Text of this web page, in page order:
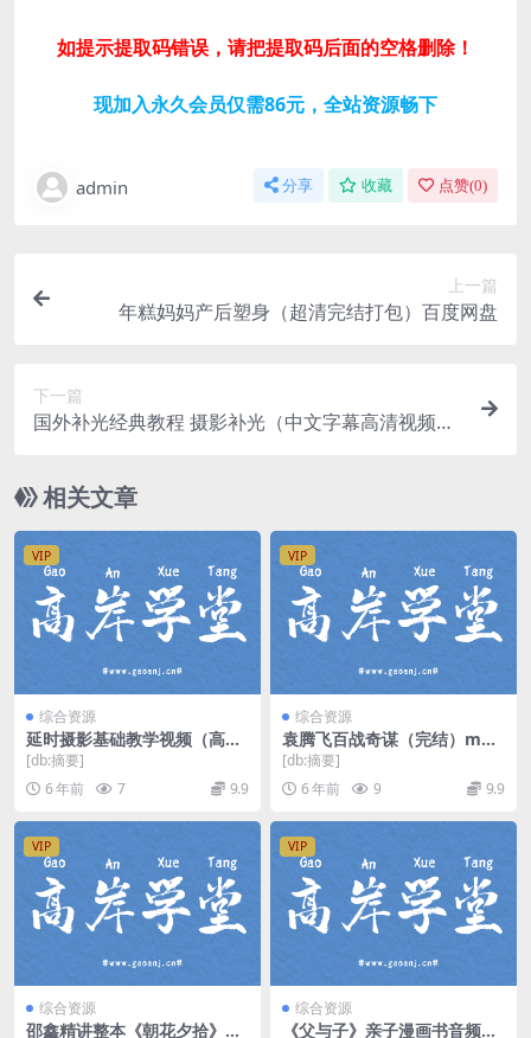
如提示提取码错误，请把提取码后面的空格删除！
现加入永久会员仅需86元，全站资源畅下
admin 分享 收藏 点赞(0)
上一篇
年糕妈妈产后塑身（超清完结打包）百度网盘
下一篇
国外补光经典教程 摄影补光（中文字幕高清视频打
相关文章
VIP
综合资源
延时摄影基础教学视频（高清
视频中文字幕）百度网盘
[db:摘要]
6 年前
7 9.9
VIP
综合资源
袁腾飞百战奇谋（完结）mp3
音频 百度网盘
[db:摘要]
6 年前
9 9.9
VIP
综合资源
邵鑫精讲整本《朝花夕拾》视
VIP
综合资源
《父与子》亲子漫画书音频全